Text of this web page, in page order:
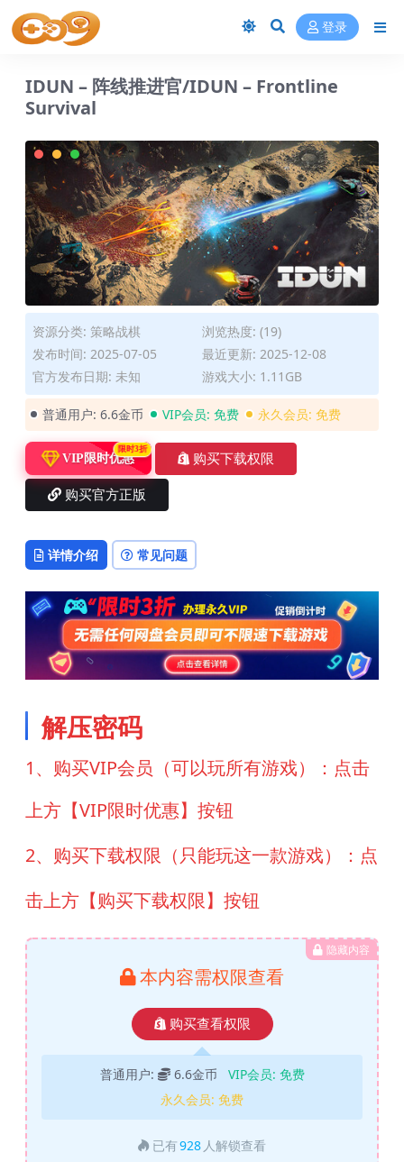
登录
IDUN – 阵线推进官/IDUN – Frontline
Survival
资源分类: 策略战棋
浏览热度: (19)
发布时间: 2025-07-05
最近更新: 2025-12-08
官方发布日期: 未知
游戏大小: 1.11GB
普通用户: 6.6金币 VIP会员: 免费 永久会员: 免费
VIP限时优惠
限时3折
购买下载权限
购买官方正版
详情介绍 常见问题
解压密码
1、购买VIP会员（可以玩所有游戏）：点击
上方【VIP限时优惠】按钮
2、购买下载权限（只能玩这一款游戏）：点
击上方【购买下载权限】按钮
隐藏内容
本内容需权限查看
购买查看权限
普通用户: 6.6金币 VIP会员: 免费
永久会员: 免费
已有928 人解锁查看